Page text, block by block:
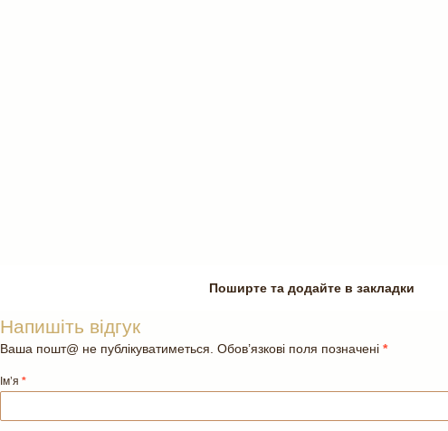
Поширте та додайте в закладки
Напишіть відгук
Ваша пошт@ не публікуватиметься. Обов’язкові поля позначені *
Ім’я *